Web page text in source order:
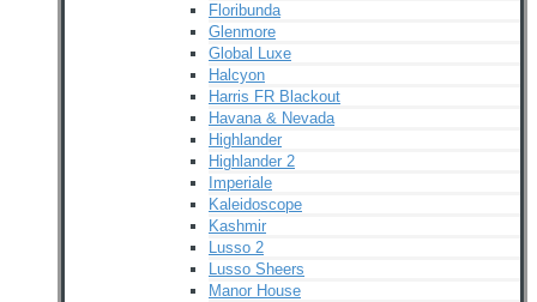
Floribunda
Glenmore
Global Luxe
Halcyon
Harris FR Blackout
Havana & Nevada
Highlander
Highlander 2
Imperiale
Kaleidoscope
Kashmir
Lusso 2
Lusso Sheers
Manor House